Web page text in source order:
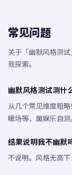
常见问题
关于「幽默风格测
我探索。
幽默风格测试测什
从几个常见维度粗
暖场等，属娱乐自测
结果说明我不幽默
不说明。风格无高下